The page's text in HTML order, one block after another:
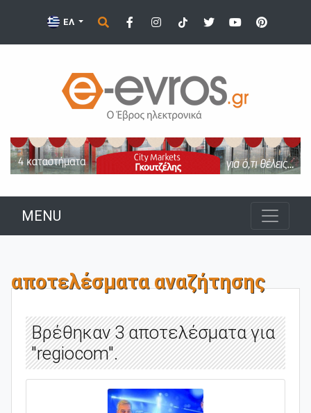
ΕΛ
MENU
αποτελέσματα αναζήτησης
Βρέθηκαν 3 αποτελέσματα για
"regiocom".